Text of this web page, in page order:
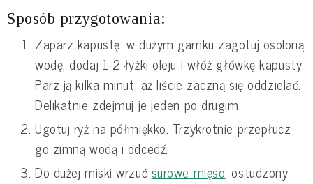
Sposób przygotowania:
Zaparz kapustę: w dużym garnku zagotuj osoloną
wodę, dodaj 1-2 łyżki oleju i włóż główkę kapusty.
Parz ją kilka minut, aż liście zaczną się oddzielać.
Delikatnie zdejmuj je jeden po drugim.
Ugotuj ryż na półmiękko. Trzykrotnie przepłucz
go zimną wodą i odcedź.
Do dużej miski wrzuć surowe mięso, ostudzony